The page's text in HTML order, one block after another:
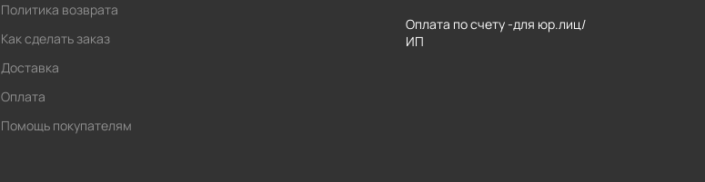
Политика возврата
Как сделать заказ
Доставка
Оплата
Помощь покупателям
Оплата по счету -для юр.лиц/
ИП